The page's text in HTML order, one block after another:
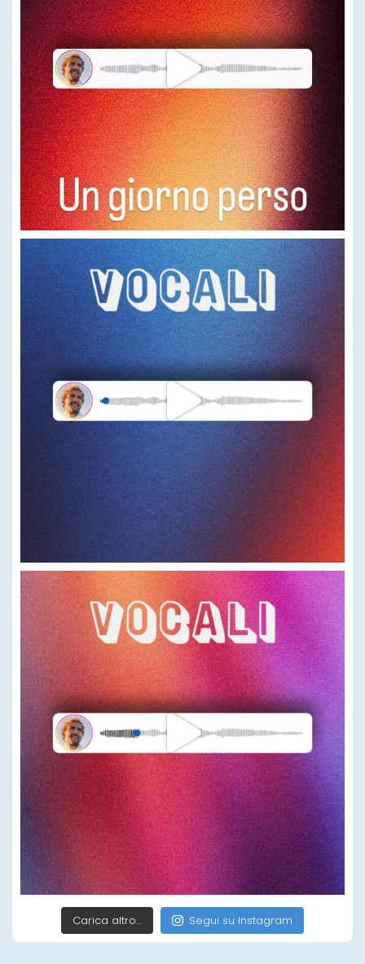
Carica altro… Segui su Instagram